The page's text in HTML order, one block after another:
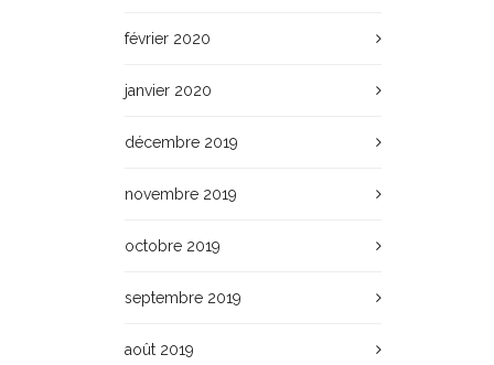
février 2020
janvier 2020
décembre 2019
novembre 2019
octobre 2019
septembre 2019
août 2019